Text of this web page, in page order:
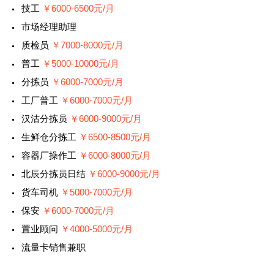
技工 ￥6000-6500元/月
市场经理助理
质检员 ￥7000-8000元/月
普工 ￥5000-10000元/月
分拣员 ￥6000-7000元/月
工厂普工 ￥6000-7000元/月
汉沽分拣员 ￥6000-9000元/月
生鲜仓分拣工 ￥6500-8500元/月
容器厂操作工 ￥6000-8000元/月
北辰分拣员日结 ￥6000-9000元/月
货车司机 ￥5000-7000元/月
保安 ￥6000-7000元/月
置业顾问 ￥4000-5000元/月
流量卡销售兼职